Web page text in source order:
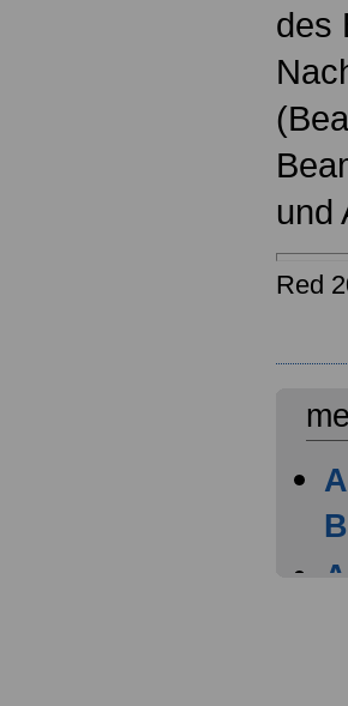
des
und
Red